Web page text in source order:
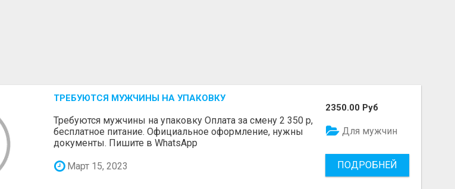
ТРЕБУЮТСЯ МУЖЧИНЫ НА УПАКОВКУ
Требуются мужчины на упаковку Оплата за смену 2 350 р,
бесплатное питание. Официальное оформление, нужны
документы. Пишите в WhatsApp
Март 15, 2023
2350.00 Руб
Для мужчин
ПОДРОБНЕЙ